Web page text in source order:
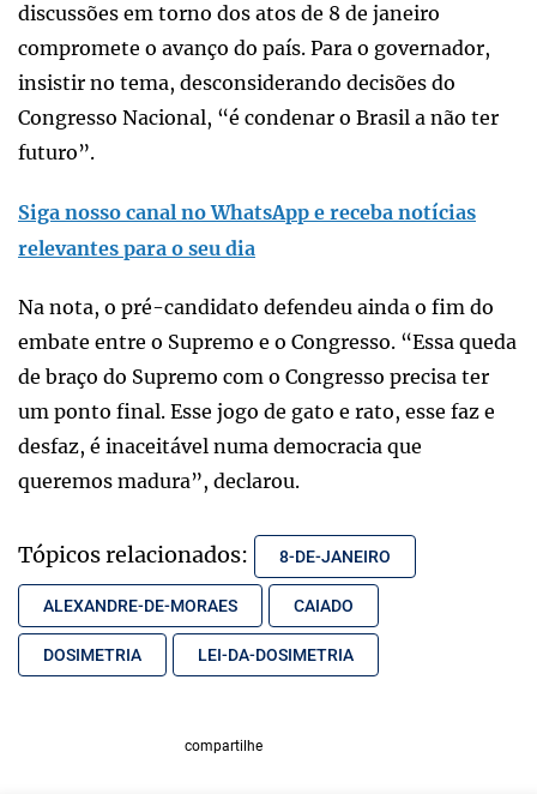
discussões em torno dos atos de 8 de janeiro
compromete o avanço do país. Para o governador,
insistir no tema, desconsiderando decisões do
Congresso Nacional, “é condenar o Brasil a não ter
futuro”.
Siga nosso canal no WhatsApp e receba notícias
relevantes para o seu dia
Na nota, o pré-candidato defendeu ainda o fim do
embate entre o Supremo e o Congresso. “Essa queda
de braço do Supremo com o Congresso precisa ter
um ponto final. Esse jogo de gato e rato, esse faz e
desfaz, é inaceitável numa democracia que
queremos madura”, declarou.
Tópicos relacionados: 8-DE-JANEIRO
ALEXANDRE-DE-MORAES CAIADO
DOSIMETRIA LEI-DA-DOSIMETRIA
compartilhe